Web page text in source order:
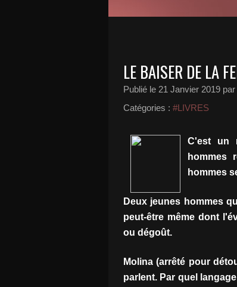
LE BAISER DE LA
Publié le 21 Janvier 2019
Catégories : #LIVRES
C'est un
hommes
hommes
Deux jeunes hommes
peut-être même dont
ou dégoût.
Molina (arrêté pour
parlent. Par quel